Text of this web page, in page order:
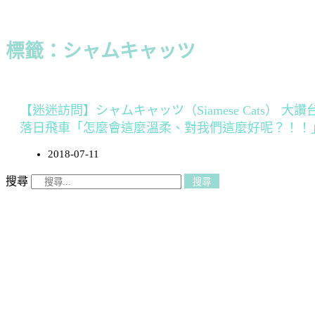
標籤：シャムキャッツ
【迷迷訪問】シャムキャッツ（Siamese Cats） 大讚
落日飛車「怎麼會這麼溫柔、對我們這麼好呢？！！
2018-07-11
搜尋 搜尋